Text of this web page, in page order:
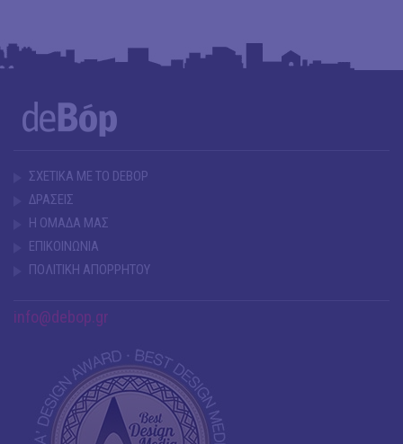
ΣΧΕΤΙΚΑ ΜΕ ΤΟ DEBOP
ΔΡΑΣΕΙΣ
Η ΟΜΑΔΑ ΜΑΣ
ΕΠΙΚΟΙΝΩΝΙΑ
ΠΟΛΙΤΙΚΗ ΑΠΟΡΡΗΤΟΥ
info@debop.gr